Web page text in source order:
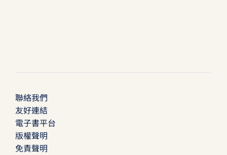
聯絡我們
友好連結
電子書平台
版權聲明
免責聲明